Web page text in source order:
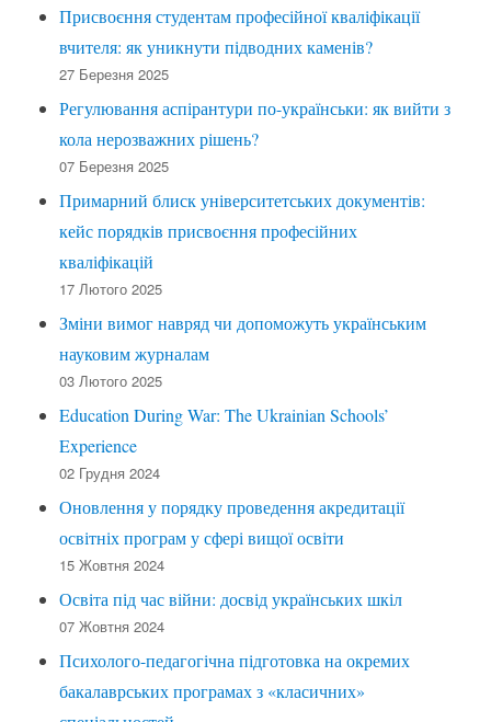
Присвоєння студентам професійної кваліфікації
вчителя: як уникнути підводних каменів?
27 Березня 2025
Регулювання аспірантури по-українськи: як вийти з
кола нерозважних рішень?
07 Березня 2025
Примарний блиск університетських документів:
кейс порядків присвоєння професійних
кваліфікацій
17 Лютого 2025
Зміни вимог навряд чи допоможуть українським
науковим журналам
03 Лютого 2025
Education During War: The Ukrainian Schools’
Experience
02 Грудня 2024
Оновлення у порядку проведення акредитації
освітніх програм у сфері вищої освіти
15 Жовтня 2024
Освіта під час війни: досвід українських шкіл
07 Жовтня 2024
Психолого-педагогічна підготовка на окремих
бакалаврських програмах з «класичних»